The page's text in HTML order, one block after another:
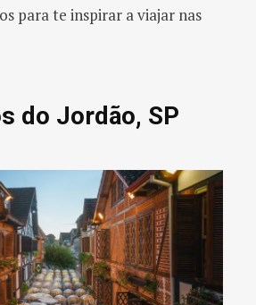
para te inspirar a viajar nas
do Jordão, SP